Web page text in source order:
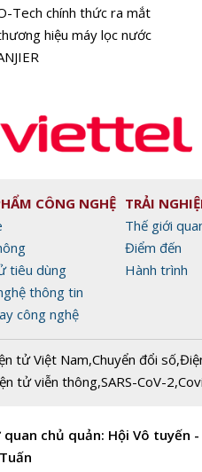
Tech chính thức ra mắt
hiệu máy lọc nước
CÔNG NGHỆ
tiêu dùng
thông tin
công nghệ
TRẢI
Thế giới
Điểm đến
Hành trình
tử Việt Nam,Chuyển đổi số,
tử viễn thông,SARS-CoV-2,
chủ quản: Hội Vô tuyến